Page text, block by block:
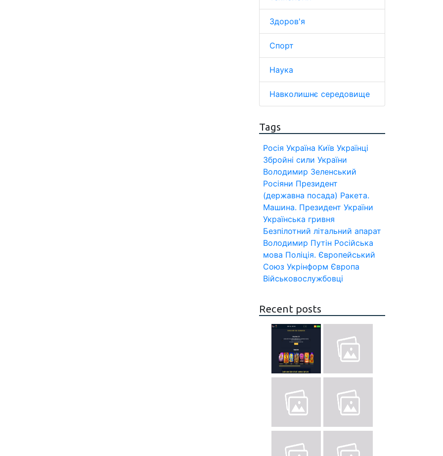
Здоров'я
Спорт
Наука
Навколишнє середовище
Tags
Росія Україна Київ Українці
Збройні сили України
Володимир Зеленський
Росіяни Президент
(державна посада) Ракета.
Машина. Президент України
Українська гривня
Безпілотний літальний апарат
Володимир Путін Російська
мова Поліція. Європейський
Союз Укрінформ Європа
Військовослужбовці
Recent posts